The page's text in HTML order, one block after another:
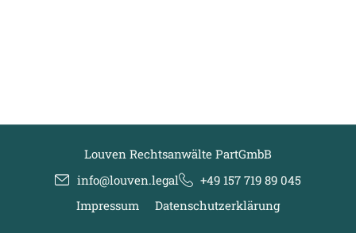
Louven Rechtsanwälte PartGmbB
info@louven.legal
+49 157 719 89 045
Impressum
Datenschutzerklärung